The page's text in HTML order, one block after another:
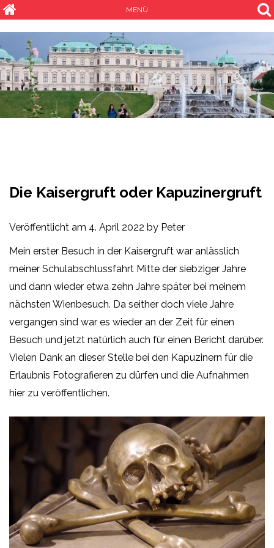
MENÜ
Die Kaisergruft oder Kapuzinergruft
Veröffentlicht am 4. April 2022 by Peter
Mein erster Besuch in der Kaisergruft war anlässlich
meiner Schulabschlussfahrt Mitte der siebziger Jahre
und dann wieder etwa zehn Jahre später bei meinem
nächsten Wienbesuch. Da seither doch viele Jahre
vergangen sind war es wieder an der Zeit für einen
Besuch und jetzt natürlich auch für einen Bericht darüber.
Vielen Dank an dieser Stelle bei den Kapuzinern für die
Erlaubnis Fotografieren zu dürfen und die Aufnahmen
hier zu veröffentlichen.